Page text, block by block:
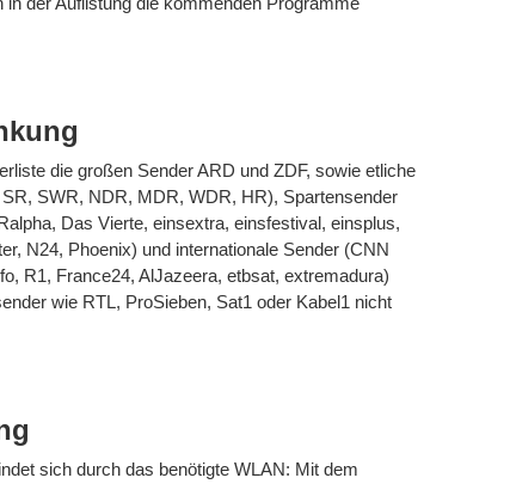
die großen Sender ARD und ZDF, sowie etliche
SWR, NDR, MDR, WDR, HR), Spartensender
Das Vierte, einsextra, einsfestival, einsplus,
N24, Phoenix) und internationale Sender (CNN
R1, France24, AlJazeera, etbsat, extremadura)
wie RTL, ProSieben, Sat1 oder Kabel1 nicht
sich durch das benötigte WLAN: Mit dem